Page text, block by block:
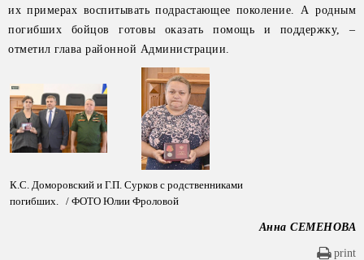
их примерах воспитывать подрастающее поколение. А родным
погибших бойцов готовы оказать помощь и поддержку, –
отметил глава районной Администрации.
К.С. Доморовский и Г.П. Сурков с родственниками
погибших. / ФОТО Юлии Фроловой
Анна СЕМЕНОВА
print